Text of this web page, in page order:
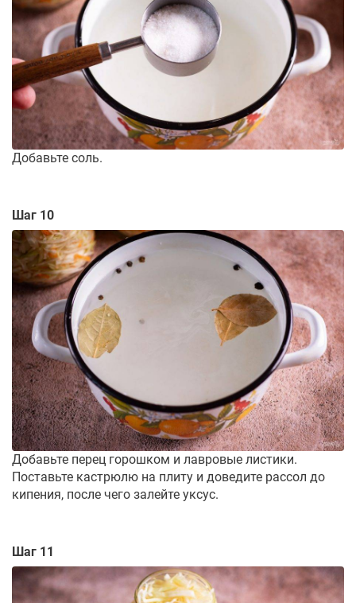
Добавьте соль.
Шаг 10
Добавьте перец горошком и лавровые листики.
Поставьте кастрюлю на плиту и доведите рассол до
кипения, после чего залейте уксус.
Шаг 11